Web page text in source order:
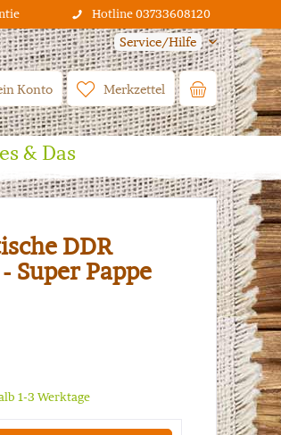
Hotline 03733608120
Service/Hilfe
Merkzettel
Konto
& Das
DDR
Super Pappe
1-3 Werktage